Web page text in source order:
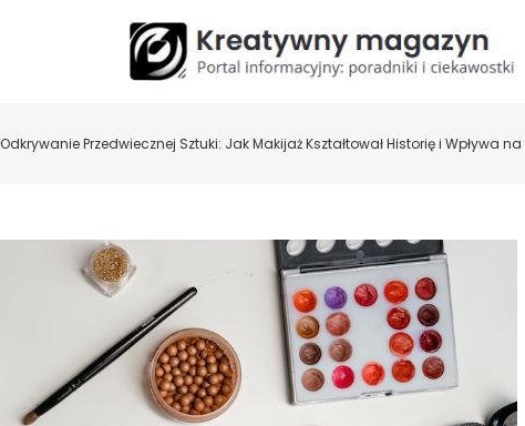
Odkrywanie Przedwiecznej Sztuki: Jak Makijaż Kształtował Historię i Wpływa